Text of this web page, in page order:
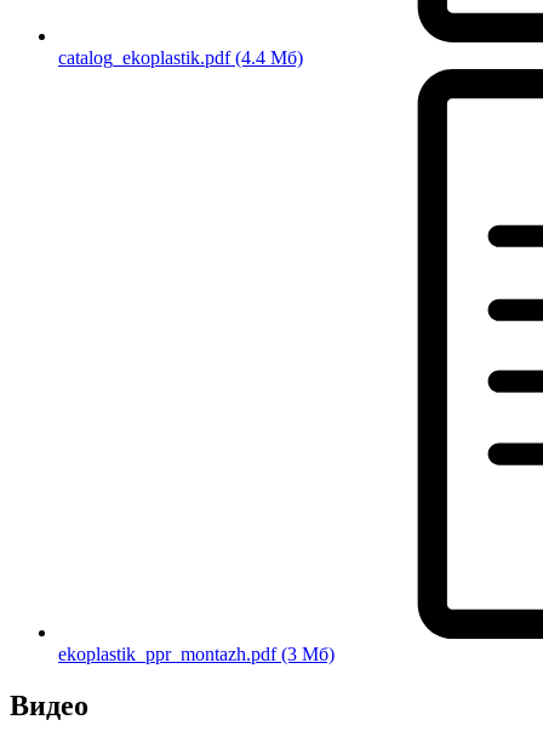
catalog_ekoplastik.pdf(4.4 Мб)
ekoplastik_ppr_montazh.pdf(3 Мб)
Видео